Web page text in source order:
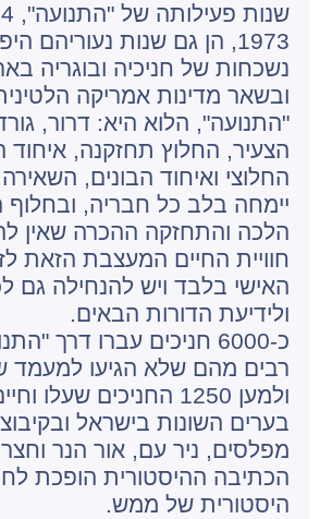
1973, הן גם שנות נעוריהם
נשכחות של חניכיה ובוגריה
ובשאר מדינות אמריקה
"התנועה", הלוא היא: דרור,
הצעיר, החלוץ תחזקנה, איחוד
החלוצי ואיחוד הבונים,
יימחה בלב כל חבריה, ובחלוף
הלכה והתחזקה ההכרה שאין
חוויית החיים המעצבת הזאת
האישי בלבד ויש להנחילה גם
ולידיעת הדורות הבאים.
כ-6000 חניכים עברו דרך
רבים מהם שלא הגיעו למעמד
ולמען 1250 החניכים שעלו
בערים השונות בישראל
מפלסים, ניר עם, אור הנר
הכתיבה ההיסטורית הופכת
היסטורית של ממש.